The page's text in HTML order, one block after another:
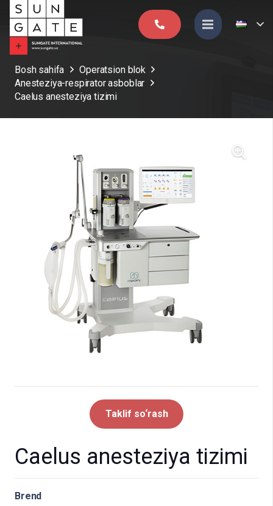
Bosh sahifa
Operatsion blok
Anesteziya-respirator asboblar
Caelus anesteziya tizimi
Taklif so‘rash
Caelus anesteziya tizimi
Brend